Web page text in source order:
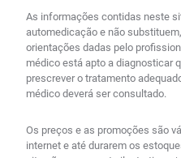
As informações contidas neste
automedicação e não
orientações dadas pelo
médico está apto a diagnosticar
prescrever o tratamento
médico deverá ser consultado.
Os preços e as promoções são
internet e até durarem os